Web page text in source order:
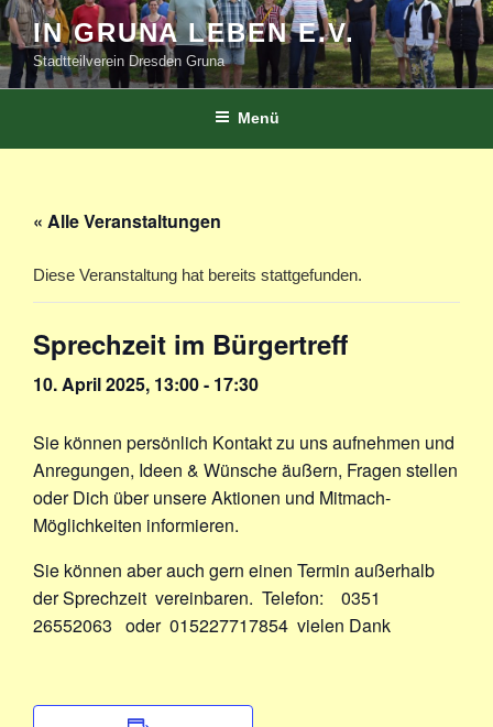
Zum
Inhalt
springen
IN GRUNA LEBEN E.V.
Stadtteilverein Dresden Gruna
Menü
« Alle Veranstaltungen
Diese Veranstaltung hat bereits stattgefunden.
Sprechzeit im Bürgertreff
10. April 2025, 13:00- 17:30
Sie können persönlich Kontakt zu uns aufnehmen und
Anregungen, Ideen & Wünsche äußern, Fragen stellen
oder Dich über unsere Aktionen und Mitmach-
Möglichkeiten informieren.
Sie können aber auch gern einen Termin außerhalb
der Sprechzeit vereinbaren. Telefon: 0351
26552063 oder 015227717854 vielen Dank